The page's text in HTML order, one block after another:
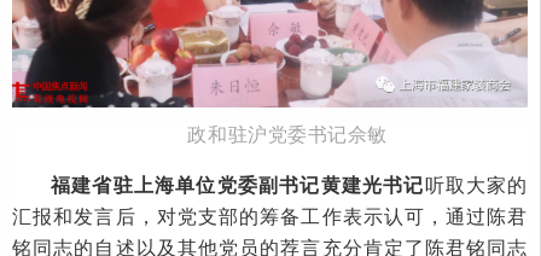
政和驻沪党委书记佘敏
福建省驻上海单位党委副书记黄建光书记听取大家的
汇报和发言后，对党支部的筹备工作表示认可，通过陈君
铭同志的自述以及其他党员的荐言充分肯定了陈君铭同志